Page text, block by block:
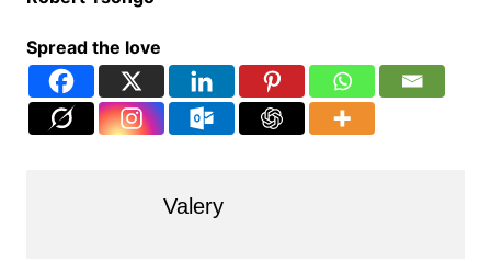
Spread the love
Valery